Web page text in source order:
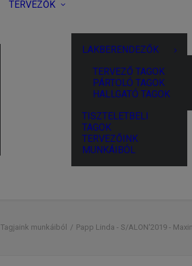
TERVEZŐK
LAKBERENDEZŐK
TERVEZŐ TAGOK
PÁRTOLÓ TAGOK
HALLGATÓ TAGOK
TISZTELETBELI
TAGOK
TERVEZŐINK
MUNKÁIBÓL
Tagjaink munkáiból Papp Linda - S/ALON'2019 -